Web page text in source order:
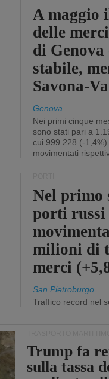
A maggio
delle
di
stabile,
Savona-
Genova
Nei primi cinque
sono stati pari a
cui 999.228 (-
movimentati
Nel primo
porti russi
milioni di
merci
San Pietroburgo
Traffico record nel
Trump fa
sulla tassa